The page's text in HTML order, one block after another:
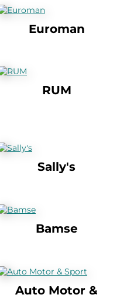
Euroman
RUM
Sally's
Bamse
Auto Motor &